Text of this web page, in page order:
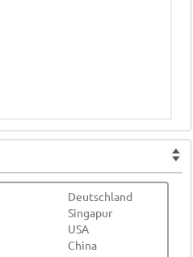
Deutschland
Singapur
USA
China